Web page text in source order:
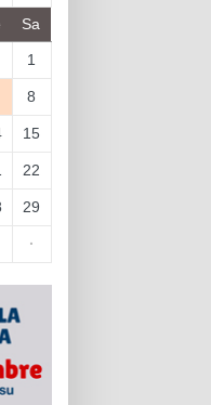
Sa
1
8
15
22
29
·